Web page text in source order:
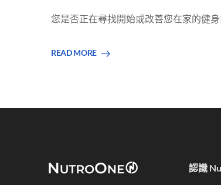
您是否正在尋找開始或改善您在家的健
READ MORE
認識